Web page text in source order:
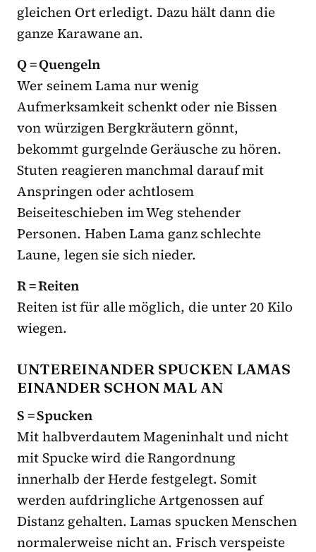
gleichen Ort erledigt. Dazu hält dann die
ganze Karawane an.
Q = Quengeln
Wer seinem Lama nur wenig
Aufmerksamkeit schenkt oder nie Bissen
von würzigen Bergkräutern gönnt,
bekommt gurgelnde Geräusche zu hören.
Stuten reagieren manchmal darauf mit
Anspringen oder achtlosem
Beiseiteschieben im Weg stehender
Personen. Haben Lama ganz schlechte
Laune, legen sie sich nieder.
R = Reiten
Reiten ist für alle möglich, die unter 20 Kilo
wiegen.
UNTEREINANDER SPUCKEN LAMAS
EINANDER SCHON MAL AN
S = Spucken
Mit halbverdautem Mageninhalt und nicht
mit Spucke wird die Rangordnung
innerhalb der Herde festgelegt. Somit
werden aufdringliche Artgenossen auf
Distanz gehalten. Lamas spucken Menschen
normalerweise nicht an. Frisch verspeiste